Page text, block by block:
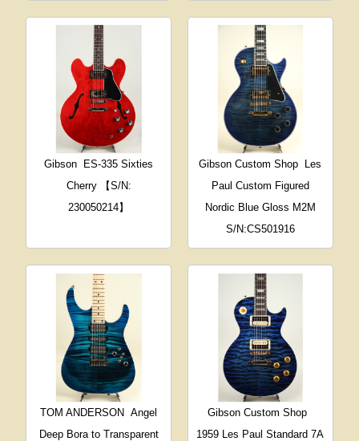
Gibson
ES-335 Sixties
Cherry 【S/N:
230050214】
Gibson Custom Shop
Les
Paul Custom Figured
Nordic Blue Gloss M2M
S/N:CS501916
TOM ANDERSON
Angel
Deep Bora to Transparent
Gibson Custom Shop
1959 Les Paul Standard 7A